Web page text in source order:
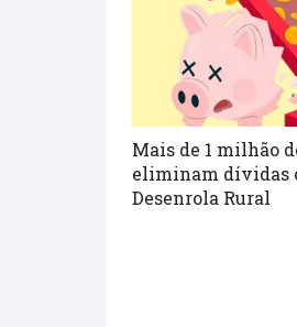
Mais de 1 milhão
eliminam dívidas
Desenrola Rural